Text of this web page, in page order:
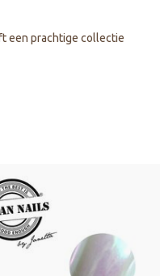
een prachtige collectie